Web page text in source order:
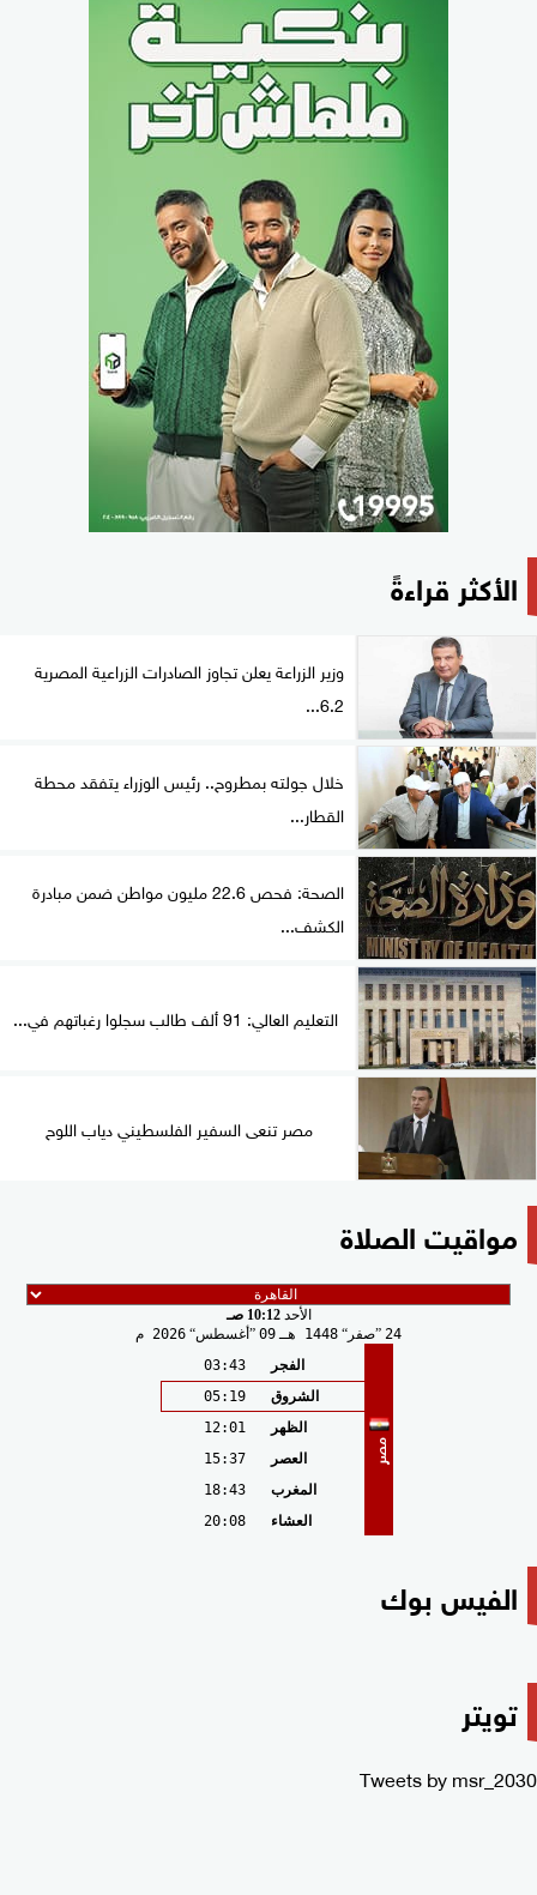
الأكثر قراءةً
وزير الزراعة يعلن تجاوز الصادرات الزراعية المصرية
6.2...
خلال جولته بمطروح.. رئيس الوزراء يتفقد محطة
القطار...
الصحة: فحص 22.6 مليون مواطن ضمن مبادرة
الكشف...
التعليم العالي: 91 ألف طالب سجلوا رغباتهم في...
مصر تنعى السفير الفلسطيني دياب اللوح
مواقيت الصلاة
الأحد10:12 صـ
24 صفر 1448 هـ 09 أغسطس 2026 م
مصر
الفجر
03:43
الشروق
05:19
الظهر
12:01
العصر
15:37
المغرب
18:43
العشاء
20:08
الفيس بوك
تويتر
Tweets by msr_2030